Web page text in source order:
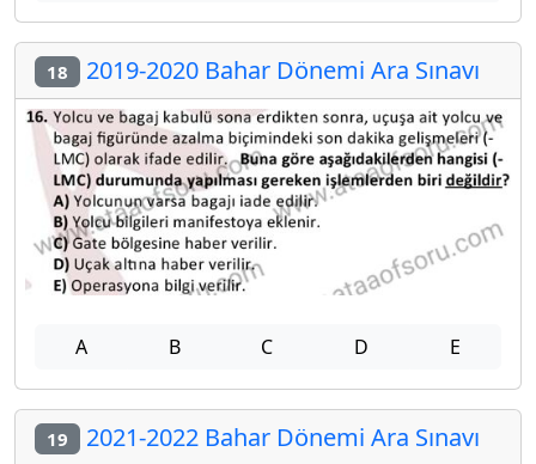
18 2019-2020 Bahar Dönemi Ara Sınavı
A B C D E
19 2021-2022 Bahar Dönemi Ara Sınavı